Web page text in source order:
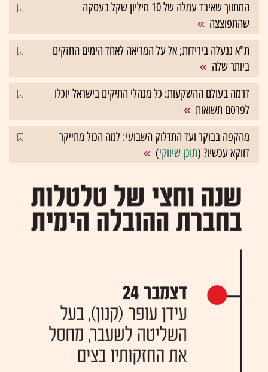
המתווך שאיבד עמלה של 10 מיליון שקל בעסקה
שהתפוצצה
ת"א ננעלה בירידות; אל על המריאה לאחד הימים החזקים
ביותר שלה
דרמה בעולם ההשקעות: כל מנהלי התיקים בישראל יוכלו
לפרסם תשואות
מהקפה בבוקר ועד התדלוק השבועי: למה הכול מתייקר
דווקא עכשיו? (תוכן שיווקי)